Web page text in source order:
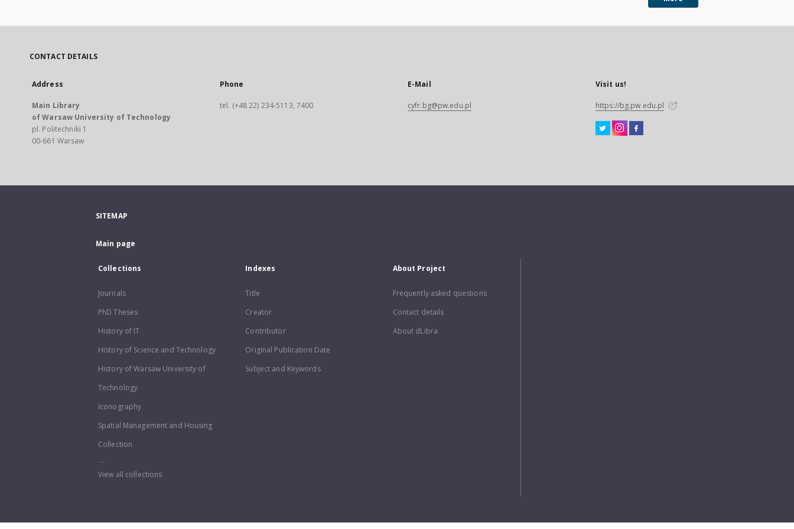
CONTACT DETAILS
Address
Main Library
of Warsaw University of Technology
pl. Politechniki 1
00-661 Warsaw
Phone
tel. (+48 22) 234-5113, 7400
E-Mail
cyfr.bg@pw.edu.pl
Visit us!
https://bg.pw.edu.pl
SITEMAP
Main page
Collections
Journals
PhD Theses
History of IT
History of Science and Technology
History of Warsaw University of
Technology
Iconography
Spatial Management and Housing
Collection
...
View all collections
Indexes
Title
Creator
Contributor
Original Publication Date
Subject and Keywords
About Project
Frequently asked questions
Contact details
About dLibra